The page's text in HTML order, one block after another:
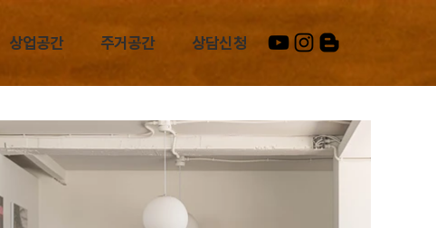
상업공간 주거공간 상담신청